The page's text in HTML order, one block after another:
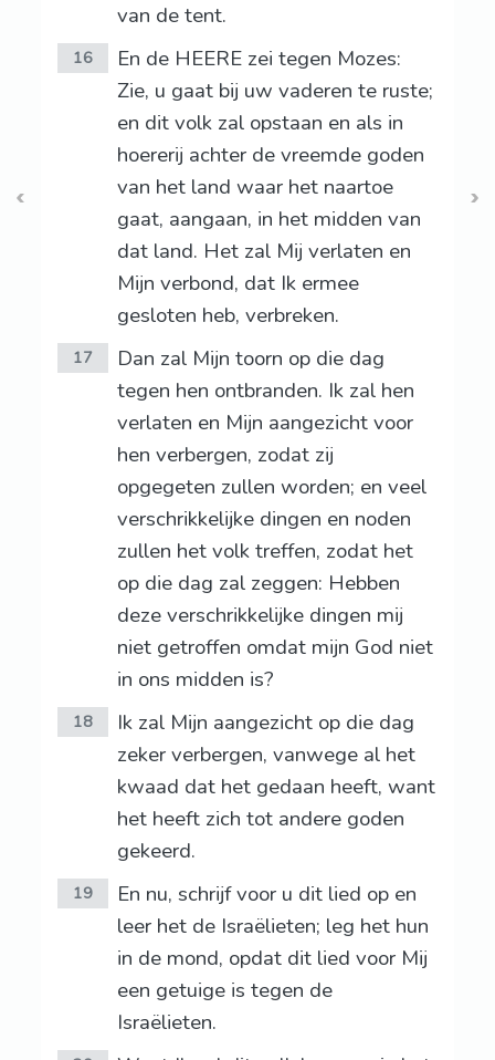
van de tent.
16
En de HEERE zei tegen Mozes:
Zie, u gaat bij uw vaderen te ruste;
en dit volk zal opstaan en als in
hoererij achter de vreemde goden
van het land waar het naartoe
gaat, aangaan, in het midden van
dat land. Het zal Mij verlaten en
Mijn verbond, dat Ik ermee
gesloten heb, verbreken.
17
Dan zal Mijn toorn op die dag
tegen hen ontbranden. Ik zal hen
verlaten en Mijn aangezicht voor
hen verbergen, zodat zij
opgegeten zullen worden; en veel
verschrikkelijke dingen en noden
zullen het volk treffen, zodat het
op die dag zal zeggen: Hebben
deze verschrikkelijke dingen mij
niet getroffen omdat mijn God niet
in ons midden is?
18
Ik zal Mijn aangezicht op die dag
zeker verbergen, vanwege al het
kwaad dat het gedaan heeft, want
het heeft zich tot andere goden
gekeerd.
19
En nu, schrijf voor u dit lied op en
leer het de Israëlieten; leg het hun
in de mond, opdat dit lied voor Mij
een getuige is tegen de
Israëlieten.